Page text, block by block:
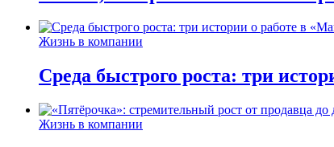
Жизнь в компании
Среда быстрого роста: три
Жизнь в компании